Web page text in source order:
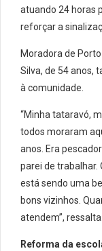
atuando 24 horas
reforçar a
Moradora de
Silva, de 54 anos,
à comunidade.
“Minha tataravó,
todos moraram
anos. Era
parei de trabalhar.
está sendo uma
bons vizinhos.
atendem”, ressalta.
Reforma da